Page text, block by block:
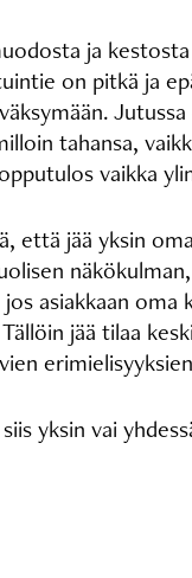
ja
on pitkä ja
tahansa,
vaikka
että jää yksin
asiakkaan
jää tilaa
yksin vai